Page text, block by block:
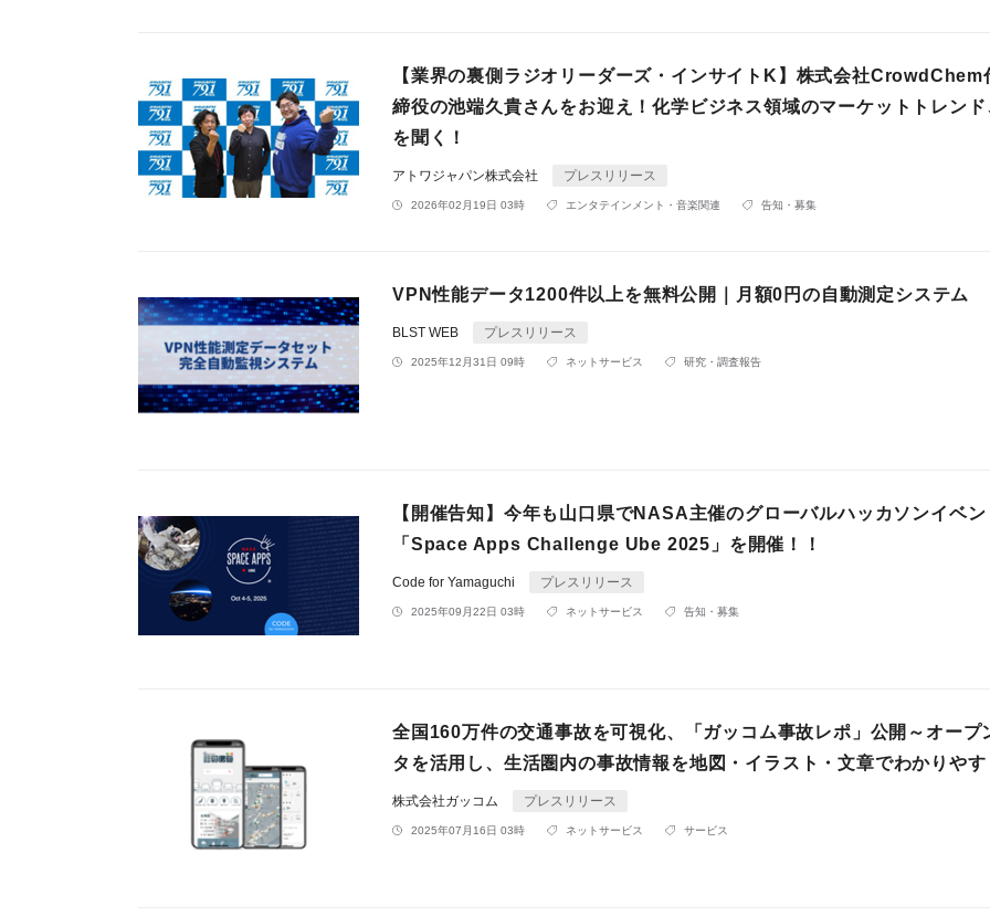
【業界の裏側ラジオリーダーズ・インサイトK】株式会社CrowdChem
締役の池端久貴さんをお迎え！化学ビジネス領域のマーケットトレン
を聞く！
アトワジャパン株式会社 プレスリリース
2026年02月19日 03時 エンタテインメント・音楽関連 告知・募集
VPN性能データ1200件以上を無料公開｜月額0円の自動測定システム
BLST WEB プレスリリース
2025年12月31日 09時 ネットサービス 研究・調査報告
【開催告知】今年も山口県でNASA主催のグローバルハッカソンイベン
「Space Apps Challenge Ube 2025」を開催！！
Code for Yamaguchi プレスリリース
2025年09月22日 03時 ネットサービス 告知・募集
全国160万件の交通事故を可視化、「ガッコム事故レポ」公開～オープ
タを活用し、生活圏内の事故情報を地図・イラスト・文章でわかりやす
株式会社ガッコム プレスリリース
2025年07月16日 03時 ネットサービス サービス